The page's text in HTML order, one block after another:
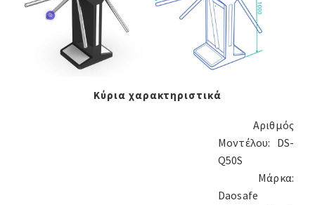
Κύρια χαρακτηριστικά
Αριθμός
Μοντέλου: DS-
Q50S
Μάρκα:
Daosafe